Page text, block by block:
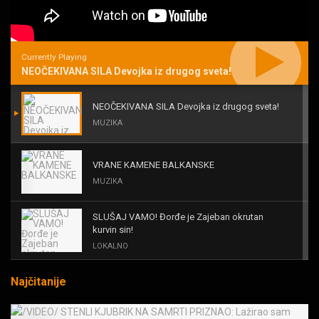
Currently Playing
NEOČEKIVANA SILA Devojka iz drugog sveta!
NEOČEKIVANA SILA Devojka iz drugog sveta!
MUZIKA
VRANE KAMENE BALKANSKE
MUZIKA
SLUŠAJ VAMO! Đorđe je Zajeban okrutan
kurvin sin!
LOKALNO
Najčitanije